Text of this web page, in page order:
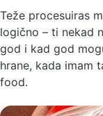
Teže procesuiras
logično – ti nekad
god i kad god
hrane, kada imam
food.